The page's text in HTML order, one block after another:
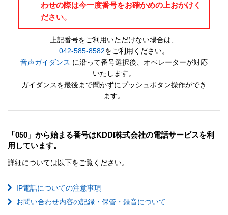
わせの際は今一度番号をお確かめの上おかけく
ださい。
上記番号をご利用いただけない場合は、
042-585-8582をご利用ください。
音声ガイダンス に沿って番号選択後、オペレーターが対応
いたします。
ガイダンスを最後まで聞かずにプッシュボタン操作ができ
ます。
「050」から始まる番号はKDDI株式会社の電話サービスを利
用しています。
詳細については以下をご覧ください。
IP電話についての注意事項
お問い合わせ内容の記録・保管・録音について